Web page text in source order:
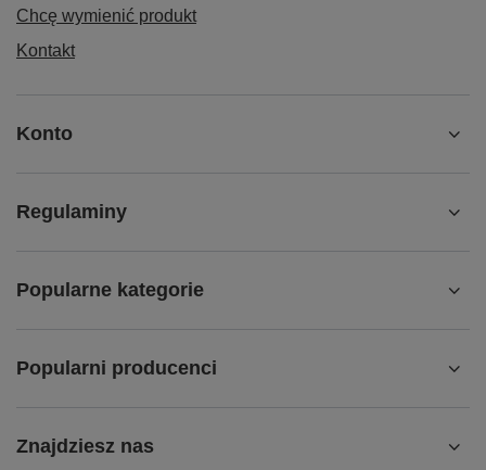
Chcę wymienić produkt
Kontakt
Konto
Regulaminy
Popularne kategorie
Popularni producenci
Znajdziesz nas